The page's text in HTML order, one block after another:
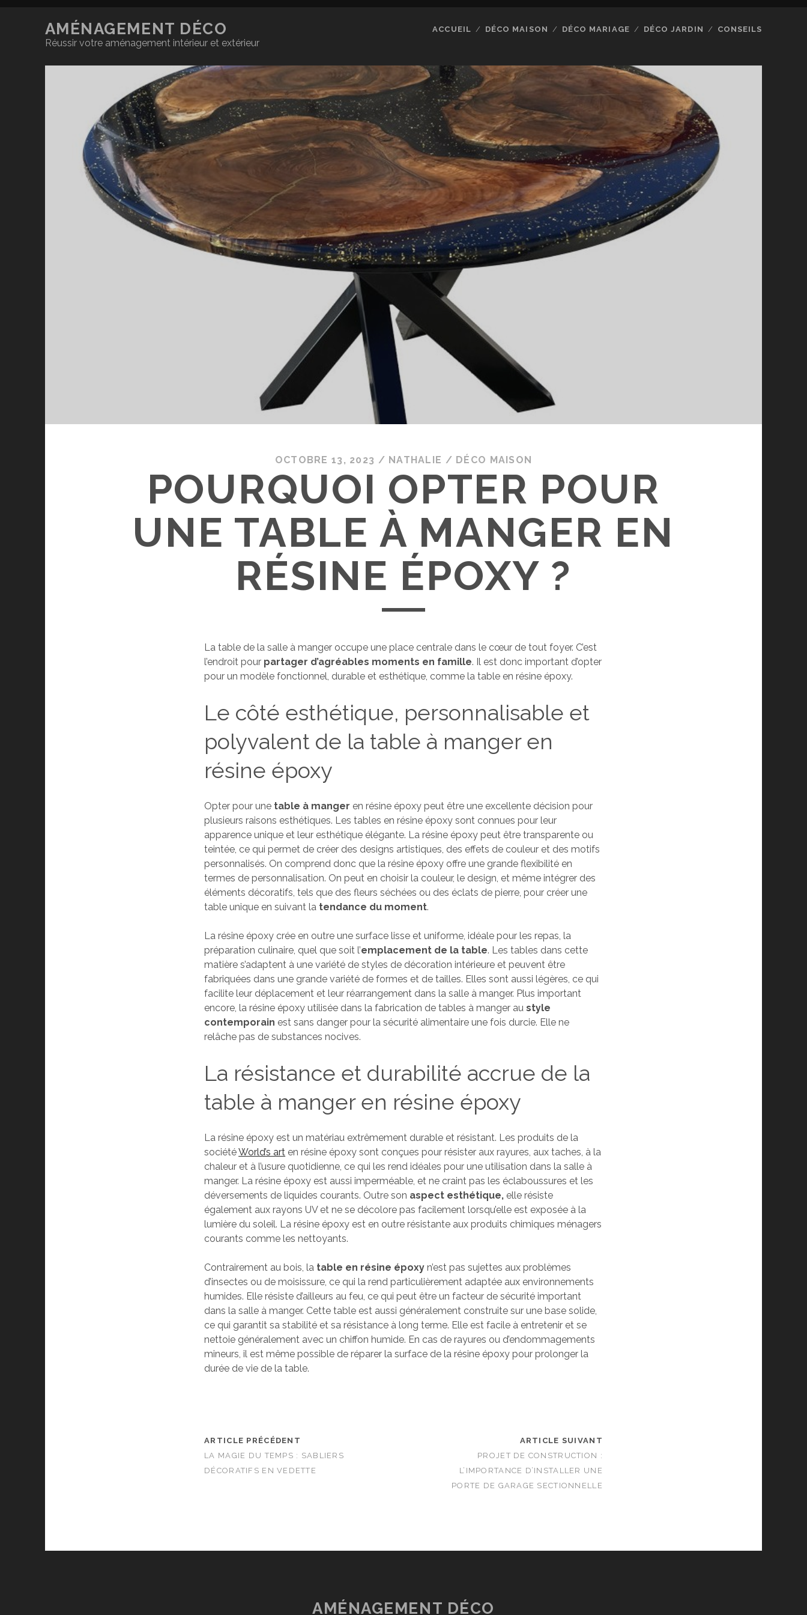
AMÉNAGEMENT DÉCO
Réussir votre aménagement intérieur et extérieur
ACCUEIL DÉCO MAISON DÉCO MARIAGE DÉCO JARDIN CONSEILS
OCTOBRE 13, 2023 / NATHALIE / DÉCO MAISON
POURQUOI OPTER POUR
UNE TABLE À MANGER EN
RÉSINE ÉPOXY ?
La table de la salle à manger occupe une place centrale dans le cœur de tout foyer. C’est
l’endroit pour partager d’agréables moments en famille. Il est donc important d’opter
pour un modèle fonctionnel, durable et esthétique, comme la table en résine époxy.
Le côté esthétique, personnalisable et
polyvalent de la table à manger en
résine époxy
Opter pour une table à manger en résine époxy peut être une excellente décision pour
plusieurs raisons esthétiques. Les tables en résine époxy sont connues pour leur
apparence unique et leur esthétique élégante. La résine époxy peut être transparente ou
teintée, ce qui permet de créer des designs artistiques, des effets de couleur et des motifs
personnalisés. On comprend donc que la résine époxy offre une grande flexibilité en
termes de personnalisation. On peut en choisir la couleur, le design, et même intégrer des
éléments décoratifs, tels que des fleurs séchées ou des éclats de pierre, pour créer une
table unique en suivant la tendance du moment.
La résine époxy crée en outre une surface lisse et uniforme, idéale pour les repas, la
préparation culinaire, quel que soit l’emplacement de la table. Les tables dans cette
matière s’adaptent à une variété de styles de décoration intérieure et peuvent être
fabriquées dans une grande variété de formes et de tailles. Elles sont aussi légères, ce qui
facilite leur déplacement et leur réarrangement dans la salle à manger. Plus important
encore, la résine époxy utilisée dans la fabrication de tables à manger austyle
contemporain est sans danger pour la sécurité alimentaire une fois durcie. Elle ne
relâche pas de substances nocives.
La résistance et durabilité accrue de la
table à manger en résine époxy
La résine époxy est un matériau extrêmement durable et résistant. Les produits de la
sociétéWorld’s art en résine époxy sont conçues pour résister aux rayures, aux taches, à la
chaleur et à l’usure quotidienne, ce qui les rend idéales pour une utilisation dans la salle à
manger. La résine époxy est aussi imperméable, et ne craint pas les éclaboussures et les
déversements de liquides courants. Outre son aspect esthétique, elle résiste
également aux rayons UV et ne se décolore pas facilement lorsqu’elle est exposée à la
lumière du soleil. La résine époxy est en outre résistante aux produits chimiques ménagers
courants comme les nettoyants.
Contrairement au bois, la table en résine époxy n’est pas sujettes aux problèmes
d’insectes ou de moisissure, ce qui la rend particulièrement adaptée aux environnements
humides. Elle résiste d’ailleurs au feu, ce qui peut être un facteur de sécurité important
dans la salle à manger. Cette table est aussi généralement construite sur une base solide,
ce qui garantit sa stabilité et sa résistance à long terme. Elle est facile à entretenir et se
nettoie généralement avec un chiffon humide. En cas de rayures ou d’endommagements
mineurs, il est même possible de réparer la surface de la résine époxy pour prolonger la
durée de vie de la table.
ARTICLE PRÉCÉDENT
LA MAGIE DU TEMPS : SABLIERS
DÉCORATIFS EN VEDETTE
ARTICLE SUIVANT
PROJET DE CONSTRUCTION :
L’IMPORTANCE D’INSTALLER UNE
PORTE DE GARAGE SECTIONNELLE
AMÉNAGEMENT DÉCO